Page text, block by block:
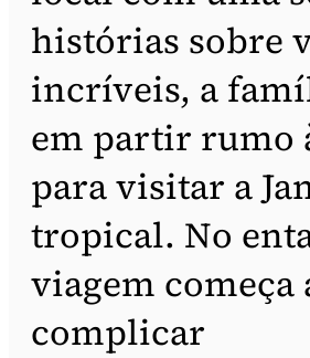
histórias sobre
incríveis, a
em partir rumo
para visitar a
tropical. No
viagem começa
complicar